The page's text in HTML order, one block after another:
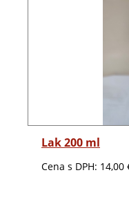
Lak 200 ml
Cena s DPH: 14,00